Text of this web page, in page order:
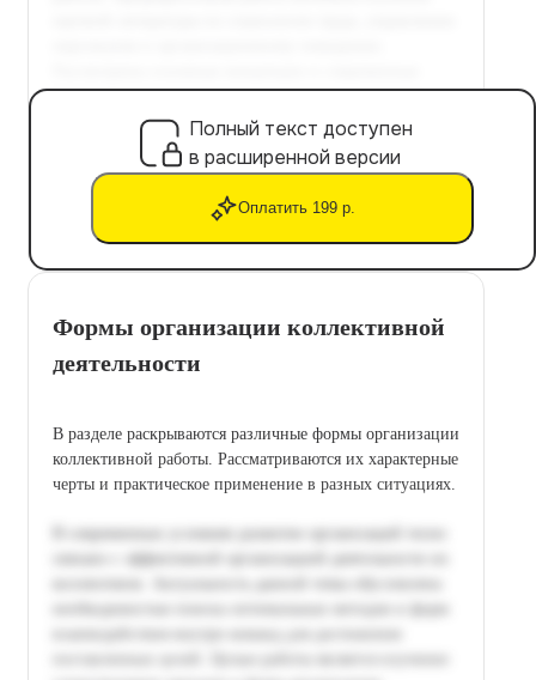
Полный текст доступен
в расширенной версии
Оплатить 199 р.
Формы организации коллективной
деятельности
В разделе раскрываются различные формы организации
коллективной работы. Рассматриваются их характерные
черты и практическое применение в разных ситуациях.